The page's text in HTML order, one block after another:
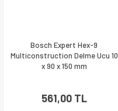
Bosch Expert Hex-9
Multiconstruction Delme Ucu 10
x 90 x 150 mm
561,00 TL